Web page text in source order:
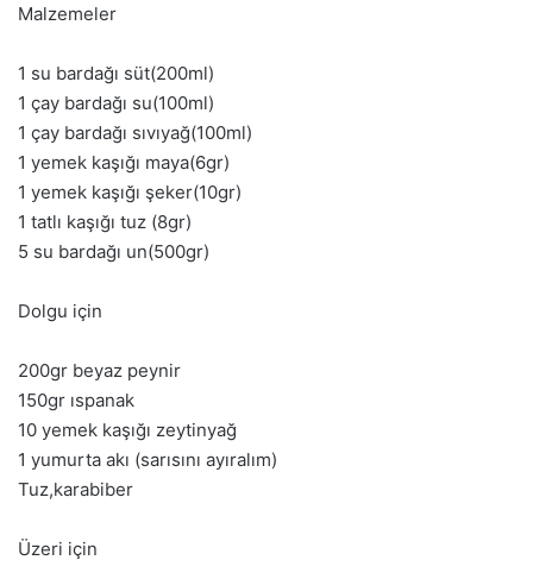
Malzemeler
1 su bardağı süt(200ml)
1 çay bardağı su(100ml)
1 çay bardağı sıvıyağ(100ml)
1 yemek kaşığı maya(6gr)
1 yemek kaşığı şeker(10gr)
1 tatlı kaşığı tuz (8gr)
5 su bardağı un(500gr)
Dolgu için
200gr beyaz peynir
150gr ıspanak
10 yemek kaşığı zeytinyağ
1 yumurta akı (sarısını ayıralım)
Tuz,karabiber
Üzeri için